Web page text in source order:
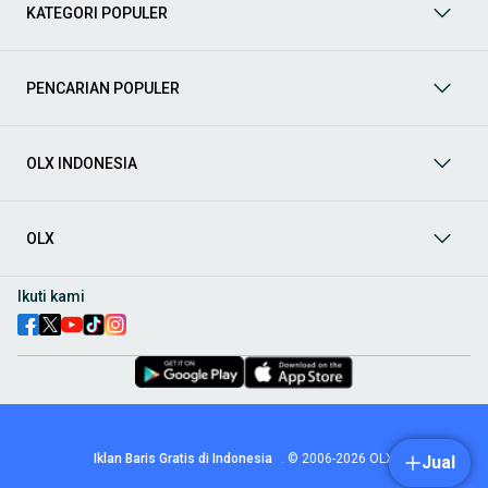
Jual
berbagai jenis mobil baru maupun bekas dengan kondisi
Aksesoris Mobil: Lengkapi tampilan dan fungsionalitas mobil
aksesoris interior seperti sarung jok dan karpet, hingga
berbagai pilihan
, speaker, amplifier, subwoofer,
ingin meningkatkan kualitas suara dalam kabin
Spare Part Mobil
part mobiloriginal dan berkualitas dari OLX! Temukan
berbagai komponen penting mulai dari filter oli, kampas rem,
velg dan ban mobilterbaik di
OLX! Tersedia berbagai ukuran dan desain velg, serta
KATEGORI POPULER
PENCARIAN POPULER
OLX INDONESIA
OLX
Ikuti kami
Iklan Baris Gratis di Indonesia . © 2006-2026 OLX